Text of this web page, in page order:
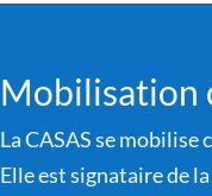
Mobilisation
La CASAS se mobilise
Elle est signataire de